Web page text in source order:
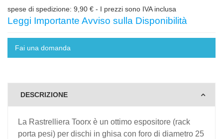
spese di spedizione: 9,90 € - I prezzi sono IVA inclusa
Leggi Importante Avviso sulla Disponibilità
Fai una domanda
DESCRIZIONE
La Rastrelliera Toorx è un ottimo espositore (rack
porta pesi) per dischi in ghisa con foro di diametro 25